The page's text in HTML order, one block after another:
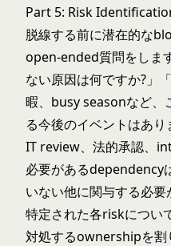
Part 5: Risk
脱線する前に潜在的な
open-ended質問をしま
ない原因は何ですか?」
暇、busy seasonなど、
る今後のイベントはあ
IT review、法的承認、
必要があるdependency
いない他に関与する必要
特定された各riskについ
対処するownershipを